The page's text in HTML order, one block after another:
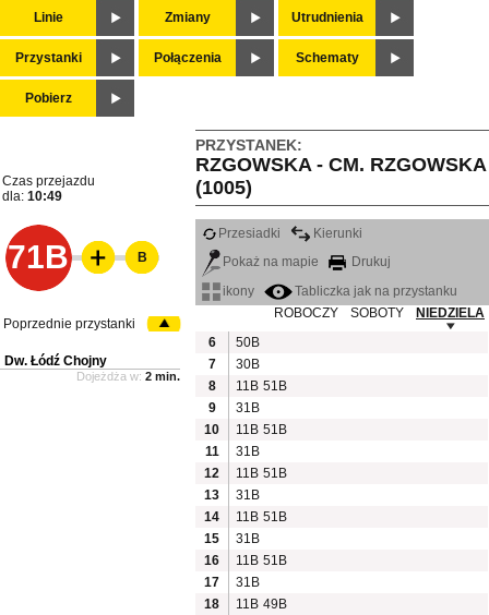
Linie Zmiany Utrudnienia
Przystanki Połączenia Schematy
Pobierz
PRZYSTANEK:
RZGOWSKA - CM. RZGOWSKA
(1005)
Czas przejazdu
dla: 10:49
71B
Przesiadki
Kierunki
Pokaż na mapie
Drukuj
ikony
Tabliczka jak na przystanku
ROBOCZY
SOBOTY
NIEDZIELA
6
50B
7
30B
8
11B 51B
9
31B
10
11B 51B
11
31B
12
11B 51B
13
31B
14
11B 51B
15
31B
16
11B 51B
17
31B
18
11B 49B
B
Poprzednie przystanki
Dw. Łódź Chojny
Dojeżdża w: 2 min.